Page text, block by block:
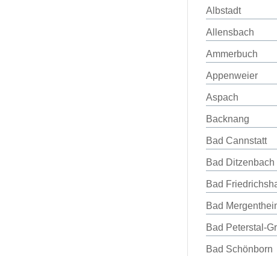
Albstadt
Allensbach
Ammerbuch
Appenweier
Aspach
Backnang
Bad Cannstatt
Bad Ditzenbach
Bad
Bad
Bad Peterstal-
Bad Schönborn